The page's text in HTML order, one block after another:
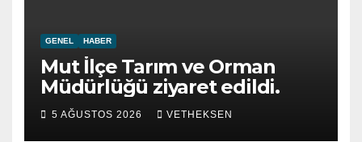
GENEL HABER
Mut İlçe Tarım ve Orman
Müdürlüğü ziyaret edildi.
5 AĞUSTOS 2026 VETHEKSEN